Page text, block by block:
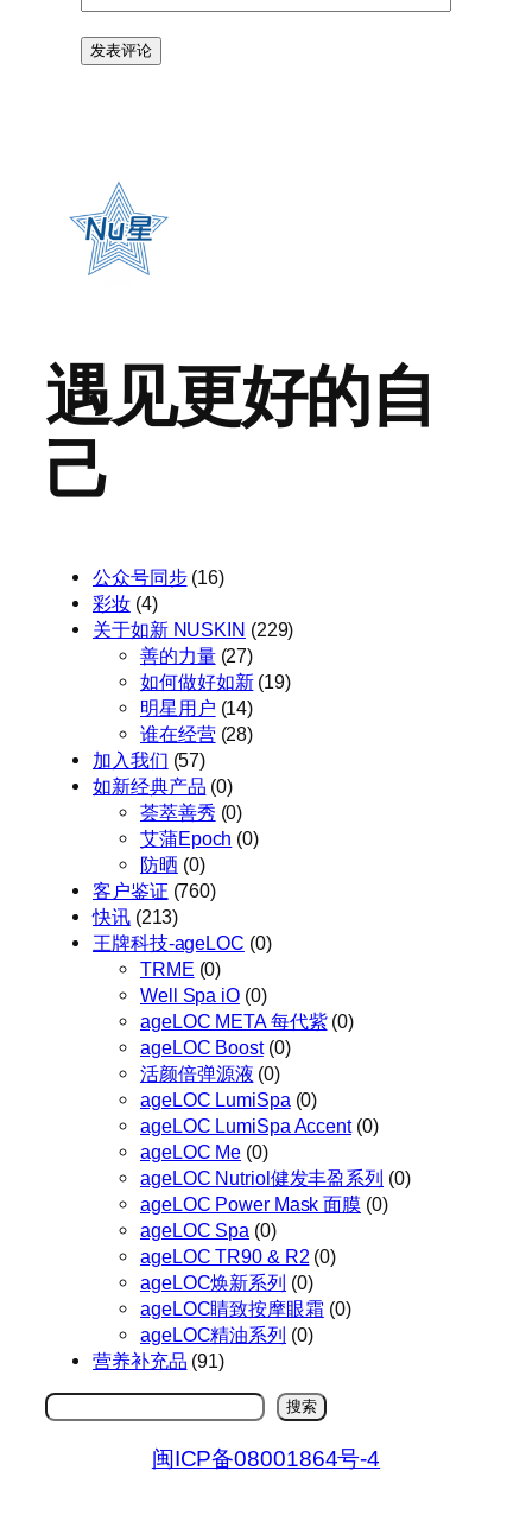
遇见更好的自
己
公众号同步(16)
彩妆(4)
关于如新 NUSKIN (229)
善的力量(27)
如何做好如新(19)
明星用户 (14)
谁在经营(28)
加入我们 (57)
如新经典产品 (0)
荟萃善秀 (0)
艾蒲Epoch (0)
防晒 (0)
客户鉴证 (760)
快讯(213)
王牌科技-ageLOC (0)
TRME (0)
Well Spa iO(0)
ageLOC META 每代紫(0)
ageLOC Boost(0)
活颜倍弹源液 (0)
ageLOC LumiSpa (0)
ageLOC LumiSpa Accent(0)
ageLOC Me (0)
ageLOC Nutriol健发丰盈系列 (0)
ageLOC Power Mask 面膜 (0)
ageLOC Spa (0)
ageLOC TR90 & R2 (0)
ageLOC焕新系列 (0)
ageLOC睛致按摩眼霜 (0)
ageLOC精油系列 (0)
营养补充品 (91)
搜
搜索
闽ICP备08001864号-4